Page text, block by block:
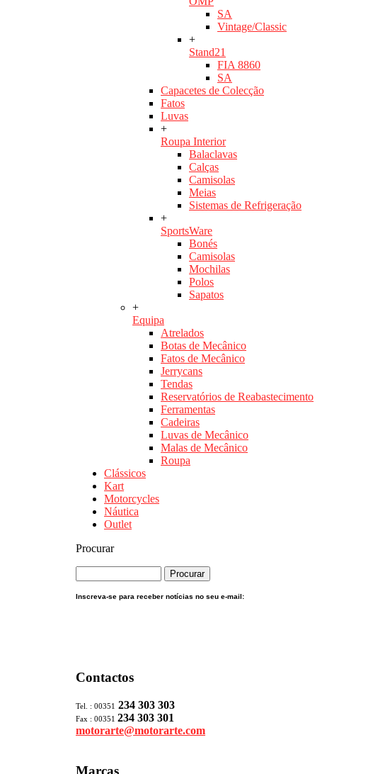
SA
Vintage/Classic
+
Stand21
FIA 8860
SA
Capacetes de Colecção
Fatos
Luvas
+
Roupa Interior
Balaclavas
Calças
Camisolas
Meias
Sistemas de Refrigeração
+
SportsWare
Bonés
Camisolas
Mochilas
Polos
Sapatos
+
Equipa
Atrelados
Botas de Mecânico
Fatos de Mecânico
Jerrycans
Tendas
Reservatórios de Reabastecimento
Ferramentas
Cadeiras
Luvas de Mecânico
Malas de Mecânico
Roupa
Clássicos
Kart
Motorcycles
Náutica
Outlet
Procurar
Inscreva-se para receber notícias no seu e-mail:
Contactos
Tel. : 00351 234 303 303
Fax : 00351 234 303 301
motorarte@motorarte.com
Marcas